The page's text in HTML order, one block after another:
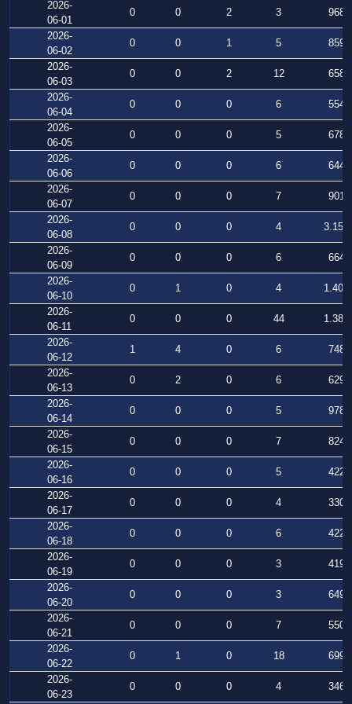
2026-
06-01
0 0 2 3
968
2026-
06-02
0 0 1 5
859
2026-
06-03
0 0 2 12
658
2026-
06-04
0 0 0 6
554
2026-
06-05
0 0 0 5
678
2026-
06-06
0 0 0 6
644
2026-
06-07
0 0 0 7
901
2026-
06-08
0 0 0 4
3.150
2026-
06-09
0 0 0 6
664
2026-
06-10
0 1 0 4
1.403
2026-
06-11
0 0 0 44
1.387
2026-
06-12
1 4 0 6
748
2026-
06-13
0 2 0 6
629
2026-
06-14
0 0 0 5
978
2026-
06-15
0 0 0 7
824
2026-
06-16
0 0 0 5
422
2026-
06-17
0 0 0 4
330
2026-
06-18
0 0 0 6
422
2026-
06-19
0 0 0 3
419
2026-
06-20
0 0 0 3
649
2026-
06-21
0 0 0 7
550
2026-
06-22
0 1 0 18
699
2026-
06-23
0 0 0 4 346